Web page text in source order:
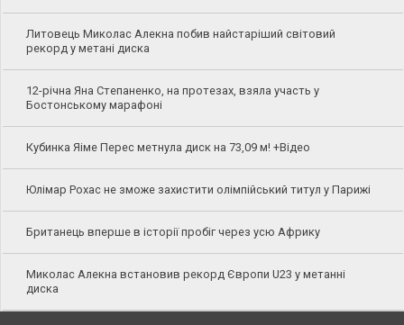
Литовець Миколас Алекна побив найстаріший світовий
рекорд у метані диска
12-річна Яна Степаненко, на протезах, взяла участь у
Бостонському марафоні
Кубинка Яіме Перес метнула диск на 73,09 м! +Відео
Юлімар Рохас не зможе захистити олімпійський титул у Парижі
Британець вперше в історії пробіг через усю Африку
Миколас Алекна встановив рекорд Європи U23 у метанні
диска